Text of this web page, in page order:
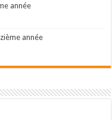
année
année